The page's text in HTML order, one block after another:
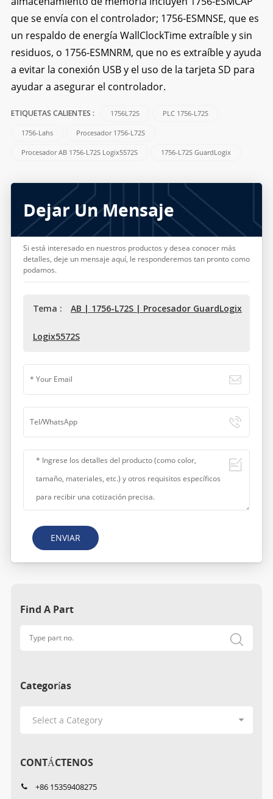
que se envía con el controlador; 1756-ESMNSE, que es
un respaldo de energía WallClockTime extraíble y sin
residuos, o 1756-ESMNRM, que no es extraíble y ayuda
a evitar la conexión USB y el uso de la tarjeta SD para
ayudar a asegurar el controlador.
ETIQUETAS CALIENTES : 1756L72S PLC 1756-L72S
1756-Lahs Procesador 1756-L72S
Procesador AB 1756-L72S Logix5572S 1756-L72S GuardLogix
Dejar Un Mensaje
Si está interesado en nuestros productos y desea conocer más
detalles, deje un mensaje aquí, le responderemos tan pronto como
podamos.
Tema : AB | 1756-L72S | Procesador GuardLogix
Logix5572S
ENVIAR
Find A Part
Categorías
CONTÁCTENOS
+86 15359408275